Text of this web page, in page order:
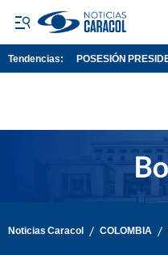
Tendencias: POSESIÓN
Noticias Caracol / COLOMBIA /